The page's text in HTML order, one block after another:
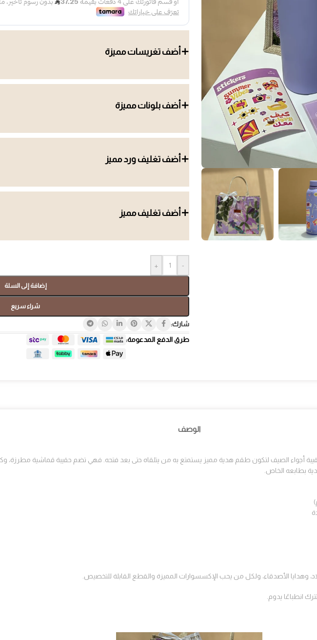
هدايا بصواني
أضف تغريسات مميزة
أضف بلونات مميزة
أضف تغليف ورد مميز
أضف تغليف مميز
-
+
إضافة إلى السلة
شراء سريع
شارك:
طرق الدفع المدعومة:
الوصف
أجواء الصيف لتكون طقم هدية مميز يستمتع به من يتلقاه حتى بعد فتحه. فهي تضم حقيبة قماشية مطرزة،
بطابعه الخاص.
وهدايا الأصدقاء، ولكل من يحب الإكسسوارات المميزة والقطع القابلة للتخصيص.
انطباعًا يدوم.